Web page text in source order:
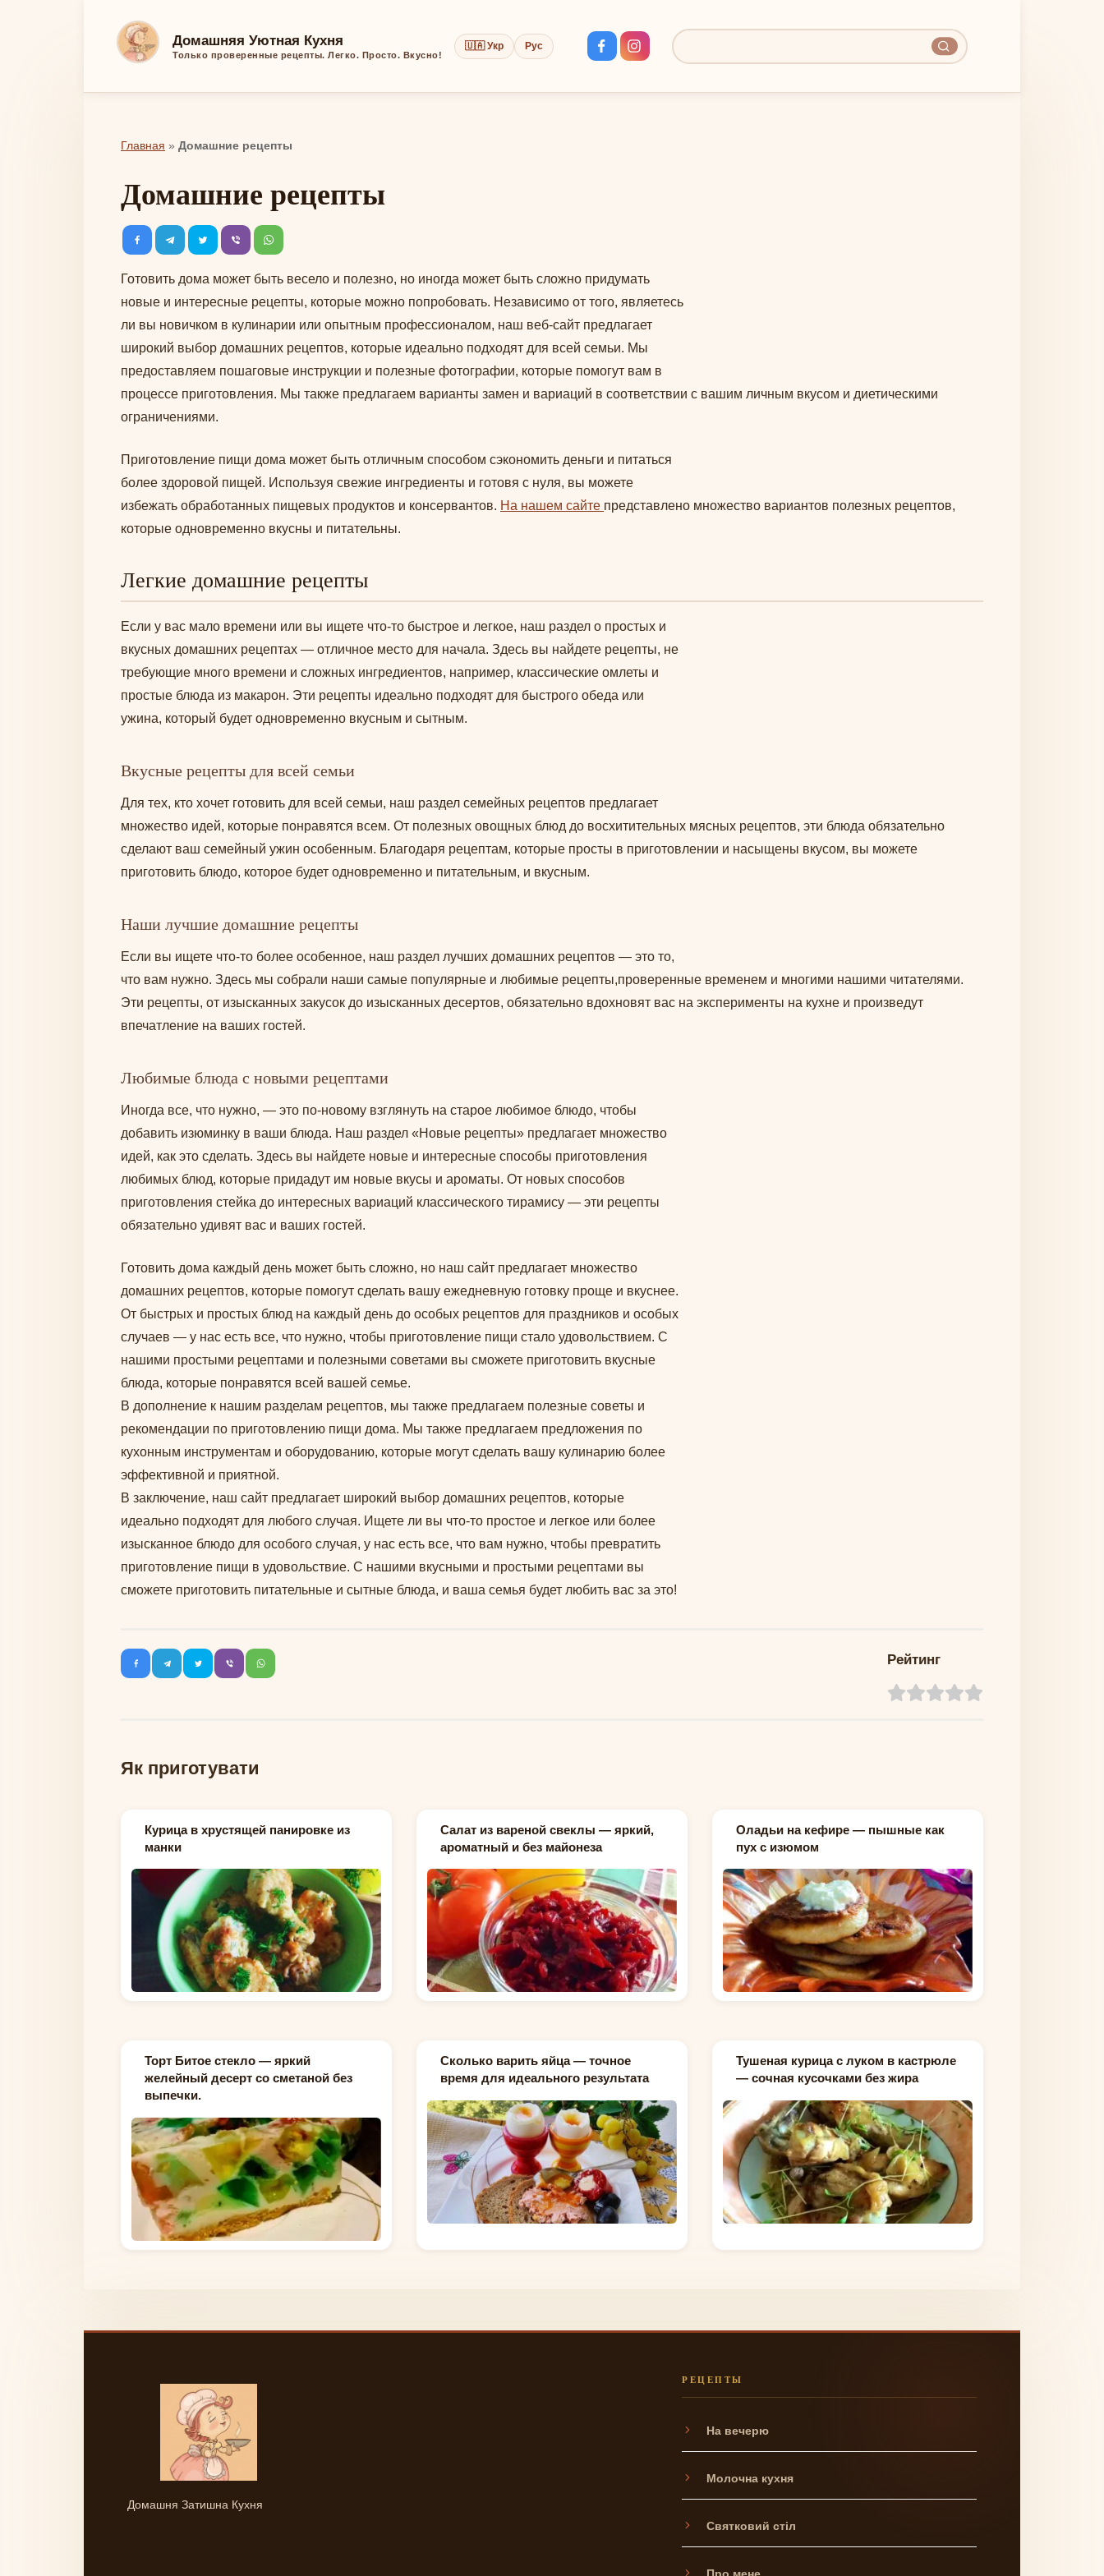
Домашняя Уютная Кухня
Только проверенные рецепты. Легко. Просто. Вкусно!
🇺🇦 Укр Рус
Поиск:
Главная » Домашние рецепты
Домашние рецепты
Готовить дома может быть весело и полезно, но иногда может быть сложно придумать
новые и интересные рецепты, которые можно попробовать. Независимо от того, являетесь
ли вы новичком в кулинарии или опытным профессионалом, наш веб-сайт предлагает
широкий выбор домашних рецептов, которые идеально подходят для всей семьи. Мы
предоставляем пошаговые инструкции и полезные фотографии, которые помогут вам в
процессе приготовления. Мы также предлагаем варианты замен и вариаций в соответствии с вашим личным вкусом и диетическими
ограничениями.
Приготовление пищи дома может быть отличным способом сэкономить деньги и питаться
более здоровой пищей. Используя свежие ингредиенты и готовя с нуля, вы можете
избежать обработанных пищевых продуктов и консервантов. На нашем сайте представлено множество вариантов полезных рецептов,
которые одновременно вкусны и питательны.
Легкие домашние рецепты
Если у вас мало времени или вы ищете что-то быстрое и легкое, наш раздел о простых и
вкусных домашних рецептах — отличное место для начала. Здесь вы найдете рецепты, не
требующие много времени и сложных ингредиентов, например, классические омлеты и
простые блюда из макарон. Эти рецепты идеально подходят для быстрого обеда или
ужина, который будет одновременно вкусным и сытным.
Вкусные рецепты для всей семьи
Для тех, кто хочет готовить для всей семьи, наш раздел семейных рецептов предлагает
множество идей, которые понравятся всем. От полезных овощных блюд до восхитительных мясных рецептов, эти блюда обязательно
сделают ваш семейный ужин особенным. Благодаря рецептам, которые просты в приготовлении и насыщены вкусом, вы можете
приготовить блюдо, которое будет одновременно и питательным, и вкусным.
Наши лучшие домашние рецепты
Если вы ищете что-то более особенное, наш раздел лучших домашних рецептов — это то,
что вам нужно. Здесь мы собрали наши самые популярные и любимые рецепты,проверенные временем и многими нашими читателями.
Эти рецепты, от изысканных закусок до изысканных десертов, обязательно вдохновят вас на эксперименты на кухне и произведут
впечатление на ваших гостей.
Любимые блюда с новыми рецептами
Иногда все, что нужно, — это по-новому взглянуть на старое любимое блюдо, чтобы
добавить изюминку в ваши блюда. Наш раздел «Новые рецепты» предлагает множество
идей, как это сделать. Здесь вы найдете новые и интересные способы приготовления
любимых блюд, которые придадут им новые вкусы и ароматы. От новых способов
приготовления стейка до интересных вариаций классического тирамису — эти рецепты
обязательно удивят вас и ваших гостей.
Готовить дома каждый день может быть сложно, но наш сайт предлагает множество
домашних рецептов, которые помогут сделать вашу ежедневную готовку проще и вкуснее.
От быстрых и простых блюд на каждый день до особых рецептов для праздников и особых
случаев — у нас есть все, что нужно, чтобы приготовление пищи стало удовольствием. С
нашими простыми рецептами и полезными советами вы сможете приготовить вкусные
блюда, которые понравятся всей вашей семье.
В дополнение к нашим разделам рецептов, мы также предлагаем полезные советы и
рекомендации по приготовлению пищи дома. Мы также предлагаем предложения по
кухонным инструментам и оборудованию, которые могут сделать вашу кулинарию более
эффективной и приятной.
В заключение, наш сайт предлагает широкий выбор домашних рецептов, которые
идеально подходят для любого случая. Ищете ли вы что-то простое и легкое или более
изысканное блюдо для особого случая, у нас есть все, что вам нужно, чтобы превратить
приготовление пищи в удовольствие. С нашими вкусными и простыми рецептами вы
сможете приготовить питательные и сытные блюда, и ваша семья будет любить вас за это!
Рейтинг
Як приготувати
Курица в хрустящей панировке из
манки
Салат из вареной свеклы — яркий,
ароматный и без майонеза
Оладьи на кефире — пышные как
пух с изюмом
Торт Битое стекло — яркий
желейный десерт со сметаной без
выпечки.
Сколько варить яйца — точное
время для идеального результата
Тушеная курица с луком в кастрюле
— сочная кусочками без жира
Домашня Затишна Кухня
РЕЦЕПТЫ
На вечерю
Молочна кухня
Святковий стіл